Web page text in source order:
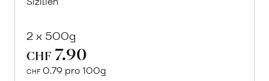
2 x 500g
CHF 7.90
CHF 0.79 pro 100g